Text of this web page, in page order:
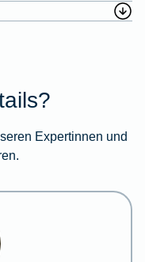
Expertinnen und